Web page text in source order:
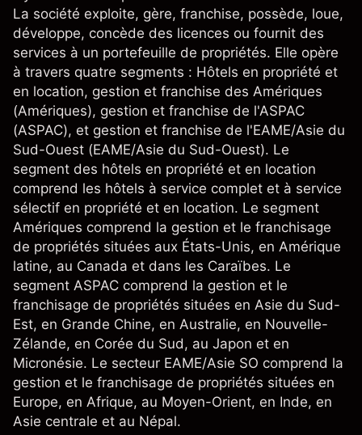
La société exploite, gère, franchise, possède, loue,
développe, concède des licences ou fournit des
services à un portefeuille de propriétés. Elle opère
à travers quatre segments : Hôtels en propriété et
en location, gestion et franchise des Amériques
(Amériques), gestion et franchise de l'ASPAC
(ASPAC), et gestion et franchise de l'EAME/Asie du
Sud-Ouest (EAME/Asie du Sud-Ouest). Le
segment des hôtels en propriété et en location
comprend les hôtels à service complet et à service
sélectif en propriété et en location. Le segment
Amériques comprend la gestion et le franchisage
de propriétés situées aux États-Unis, en Amérique
latine, au Canada et dans les Caraïbes. Le
segment ASPAC comprend la gestion et le
franchisage de propriétés situées en Asie du Sud-
Est, en Grande Chine, en Australie, en Nouvelle-
Zélande, en Corée du Sud, au Japon et en
Micronésie. Le secteur EAME/Asie SO comprend la
gestion et le franchisage de propriétés situées en
Europe, en Afrique, au Moyen-Orient, en Inde, en
Asie centrale et au Népal.